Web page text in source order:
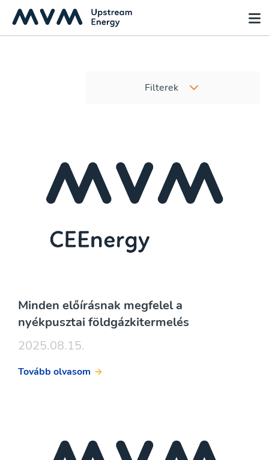
Filterek
Minden előírásnak megfelel a
nyékpusztai földgázkitermelés
2025.08.15.
Tovább olvasom